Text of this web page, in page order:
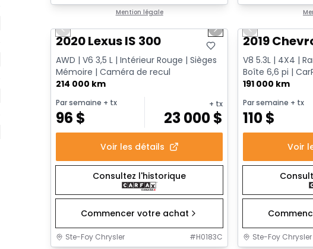
Mention légale
Très bonne offre
Previous slide Next slide
2020 Lexus IS 300
AWD | V6 3,5 L | Intérieur Rouge | Sièges
Mémoire | Caméra de recul
214 000 km
Par semaine + tx
96 $
+ tx
23 000$
Voir les détails
Consultez l'historique
Commencer votre achat
Ste-Foy Chrysler #H0183C
Très bonne
Previous slide
2019
V8 5.3L | 4X4 |
Boîte 6,6 pi |
191 000 km
Par semaine + tx
110$
Voir
Ste-Foy Chrysler